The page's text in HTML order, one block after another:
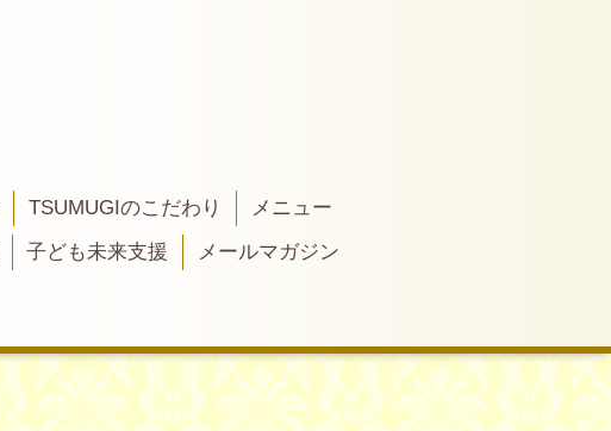
TSUMUGIのこだわり
メニュー
子ども未来支援
メールマガジン